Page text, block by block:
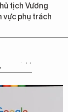
tịch Vương
vực phụ trách
PHẨM